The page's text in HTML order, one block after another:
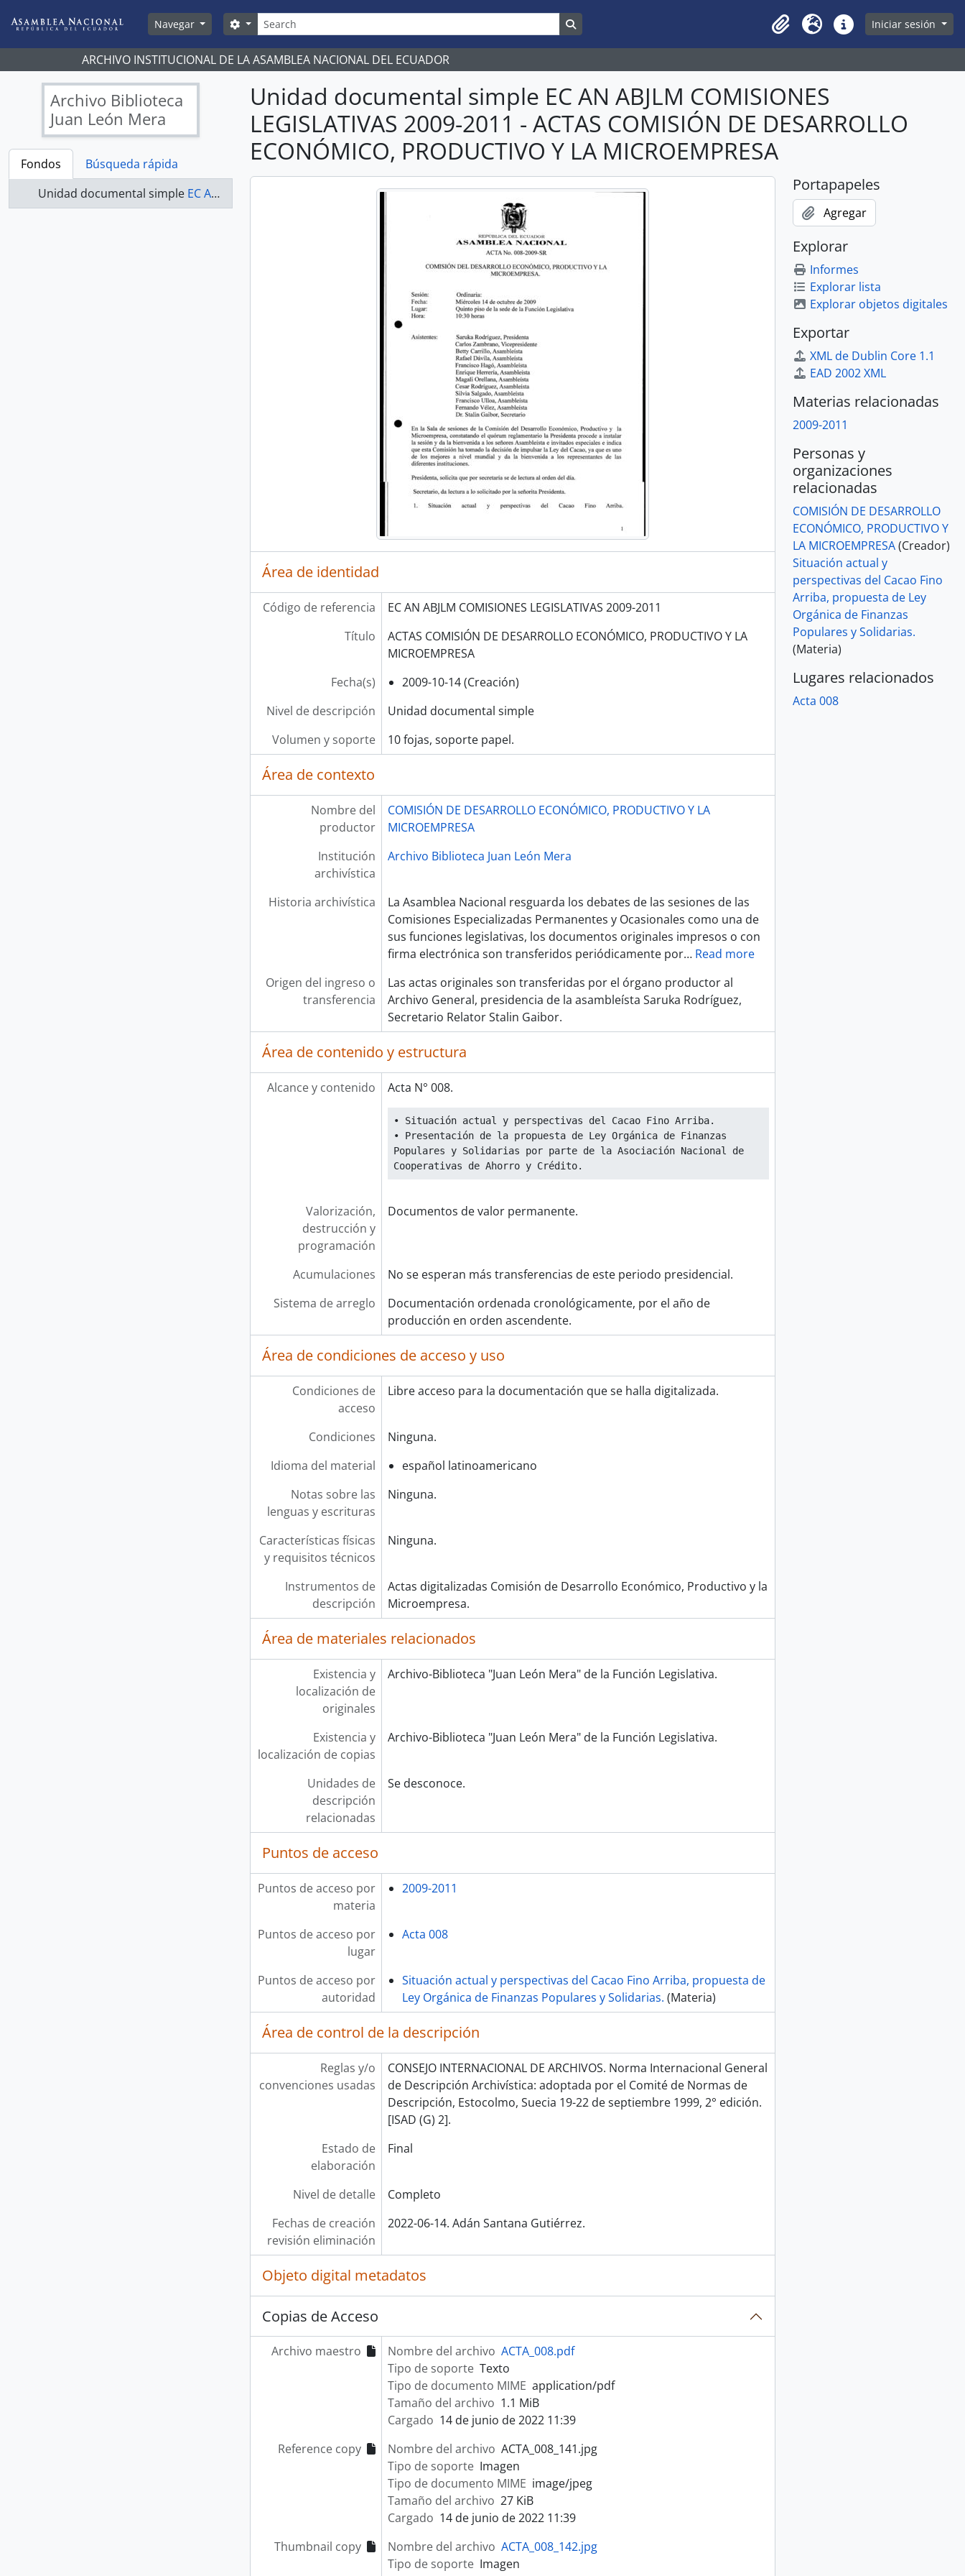
Navegar
Búsqueda
Search options
Clipboard
Idioma Enlaces rápidos
Iniciar sesión
ARCHIVO INSTITUCIONAL DE LA ASAMBLEA NACIONAL DEL ECUADOR
Archivo Biblioteca
Juan León Mera
Fondos
Búsqueda rápida
Unidad documental simple EC AN ABJLM COMISIONES LEGISLATIVAS 2009-2011 - ACTAS COMISIÓN DE DESARROLLO ECONÓMICO, PRODUCTIVO Y LA MICROEMPRESA
Unidad documental simple EC AN ABJLM COMISIONES
LEGISLATIVAS 2009-2011 - ACTAS COMISIÓN DE DESARROLLO
ECONÓMICO, PRODUCTIVO Y LA MICROEMPRESA
Área de identidad
Código de referencia
EC AN ABJLM COMISIONES LEGISLATIVAS 2009-2011
Título
ACTAS COMISIÓN DE DESARROLLO ECONÓMICO, PRODUCTIVO Y LA
MICROEMPRESA
Fecha(s)
2009-10-14 (Creación)
Nivel de descripción
Unidad documental simple
Volumen y soporte
10 fojas, soporte papel.
Área de contexto
Nombre del
productor
COMISIÓN DE DESARROLLO ECONÓMICO, PRODUCTIVO Y LA
MICROEMPRESA
Institución
archivística
Archivo Biblioteca Juan León Mera
Historia archivística
La Asamblea Nacional resguarda los debates de las sesiones de las
Comisiones Especializadas Permanentes y Ocasionales como una de
sus funciones legislativas, los documentos originales impresos o con
firma electrónica son transferidos periódicamente por… Read more
Origen del ingreso o
transferencia
Las actas originales son transferidas por el órgano productor al
Archivo General, presidencia de la asambleísta Saruka Rodríguez,
Secretario Relator Stalin Gaibor.
Área de contenido y estructura
Alcance y contenido Acta N° 008.
• Situación actual y perspectivas del Cacao Fino Arriba.
• Presentación de la propuesta de Ley Orgánica de Finanzas
Populares y Solidarias por parte de la Asociación Nacional de
Cooperativas de Ahorro y Crédito.
Valorización,
destrucción y
programación
Documentos de valor permanente.
Acumulaciones
No se esperan más transferencias de este periodo presidencial.
Sistema de arreglo
Documentación ordenada cronológicamente, por el año de
producción en orden ascendente.
Área de condiciones de acceso y uso
Condiciones de
acceso
Libre acceso para la documentación que se halla digitalizada.
Condiciones
Ninguna.
Idioma del material
español latinoamericano
Notas sobre las
lenguas y escrituras
Ninguna.
Características físicas
y requisitos técnicos
Ninguna.
Instrumentos de
descripción
Actas digitalizadas Comisión de Desarrollo Económico, Productivo y la
Microempresa.
Área de materiales relacionados
Existencia y
localización de
originales
Archivo-Biblioteca "Juan León Mera" de la Función Legislativa.
Existencia y
localización de copias
Archivo-Biblioteca "Juan León Mera" de la Función Legislativa.
Unidades de
descripción
relacionadas
Se desconoce.
Puntos de acceso
Puntos de acceso por
materia
2009-2011
Puntos de acceso por
lugar
Acta 008
Puntos de acceso por
autoridad
Situación actual y perspectivas del Cacao Fino Arriba, propuesta de
Ley Orgánica de Finanzas Populares y Solidarias. (Materia)
Área de control de la descripción
Reglas y/o
convenciones usadas
CONSEJO INTERNACIONAL DE ARCHIVOS. Norma Internacional General
de Descripción Archivística: adoptada por el Comité de Normas de
Descripción, Estocolmo, Suecia 19-22 de septiembre 1999, 2° edición.
[ISAD (G) 2].
Estado de
elaboración
Final
Nivel de detalle
Completo
Fechas de creación
revisión eliminación
2022-06-14. Adán Santana Gutiérrez.
Objeto digital metadatos
Copias de Acceso
Archivo maestro Nombre del archivo ACTA_008.pdf
Tipo de soporte Texto
Tipo de documento MIME application/pdf
Tamaño del archivo 1.1 MiB
Cargado 14 de junio de 2022 11:39
Reference copy
Nombre del archivo ACTA_008_141.jpg
Tipo de soporte Imagen
Tipo de documento MIME image/jpeg
Tamaño del archivo 27 KiB
Cargado 14 de junio de 2022 11:39
Thumbnail copy
Nombre del archivo ACTA_008_142.jpg
Tipo de soporte Imagen
Portapapeles
Agregar
Explorar
Informes
Explorar lista
Explorar objetos digitales
Exportar
XML de Dublin Core 1.1
EAD 2002 XML
Materias relacionadas
2009-2011
Personas y
organizaciones
relacionadas
COMISIÓN DE DESARROLLO
ECONÓMICO, PRODUCTIVO Y
LA MICROEMPRESA(Creador)
Situación actual y
perspectivas del Cacao Fino
Arriba, propuesta de Ley
Orgánica de Finanzas
Populares y Solidarias.
(Materia)
Lugares relacionados
Acta 008